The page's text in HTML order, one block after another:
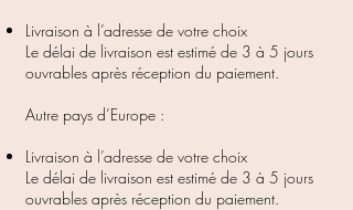
Livraison à l’adresse de votre choix
Le délai de livraison est estimé de 3 à 5 jours
ouvrables après réception du paiement.
Autre pays d’Europe :
Livraison à l’adresse de votre choix
Le délai de livraison est estimé de 3 à 5 jours
ouvrables après réception du paiement.